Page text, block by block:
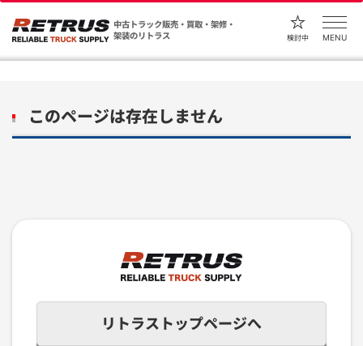
中古トラック販売・買取・架修・
架装のリトラス
検討中 MENU
このページは存在しません
リトラストップページへ